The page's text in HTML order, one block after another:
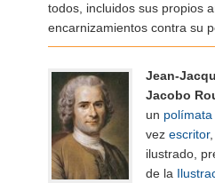
todos, incluidos sus propios
encarnizamientos contra su
Jean-
Jacobo
un polímata
vez escritor
ilustrado,
de la